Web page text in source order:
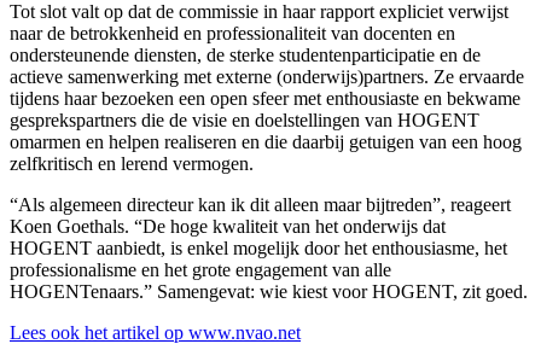
Tot slot valt op dat de commissie in haar rapport expliciet verwijst
naar de betrokkenheid en professionaliteit van docenten en
ondersteunende diensten, de sterke studentenparticipatie en de
actieve samenwerking met externe (onderwijs)partners. Ze ervaarde
tijdens haar bezoeken een open sfeer met enthousiaste en bekwame
gesprekspartners die de visie en doelstellingen van HOGENT
omarmen en helpen realiseren en die daarbij getuigen van een hoog
zelfkritisch en lerend vermogen.
“Als algemeen directeur kan ik dit alleen maar bijtreden”, reageert
Koen Goethals. “De hoge kwaliteit van het onderwijs dat
HOGENT aanbiedt, is enkel mogelijk door het enthousiasme, het
professionalisme en het grote engagement van alle
HOGENTenaars.” Samengevat: wie kiest voor HOGENT, zit goed.
Lees ook het artikel op www.nvao.net